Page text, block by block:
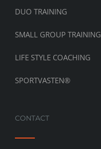
DUO TRAINING
SMALL GROUP TRAINING
LIFE STYLE COACHING
SPORTVASTEN®
CONTACT